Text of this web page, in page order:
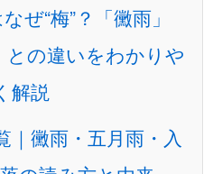
ぜ“梅”？「黴雨」
との違いをわかりや
解説
｜黴雨・五月雨・入